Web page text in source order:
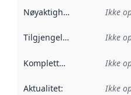
Nøyaktighet Ikke
Tilgjengelighet Ikke
Kompletthet Ikke
Aktualitet: Ikke